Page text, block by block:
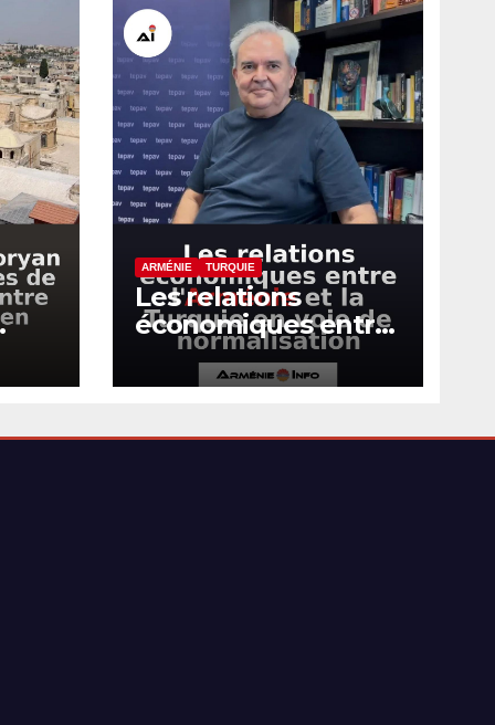
ARMÉNIE TURQUIE
Les relations
économiques entre
l’Arménie et la
Turquie en voie de